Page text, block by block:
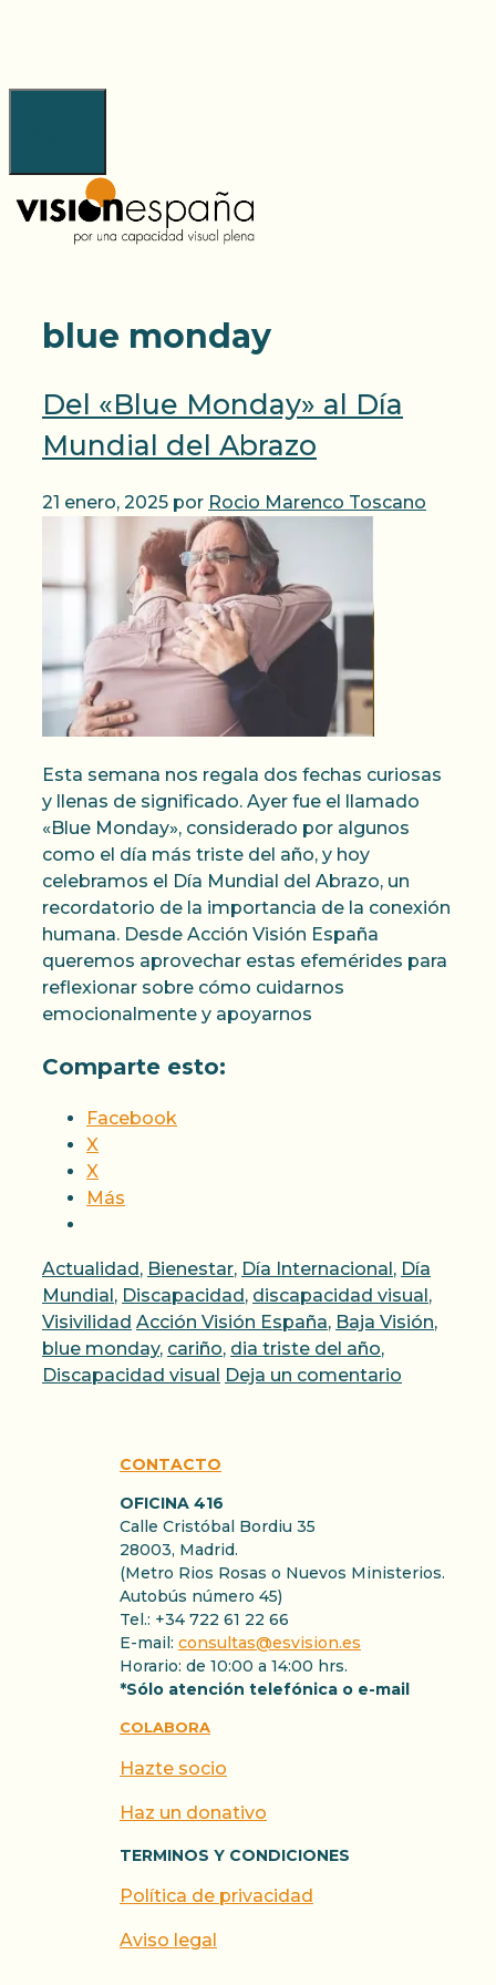
blue monday
Del «Blue Monday» al Día
Mundial del Abrazo
21 enero, 2025 por Rocio Marenco Toscano
Esta semana nos regala dos fechas curiosas
y llenas de significado. Ayer fue el llamado
«Blue Monday», considerado por algunos
como el día más triste del año, y hoy
celebramos el Día Mundial del Abrazo, un
recordatorio de la importancia de la conexión
humana. Desde Acción Visión España
queremos aprovechar estas efemérides para
reflexionar sobre cómo cuidarnos
emocionalmente y apoyarnos
Comparte esto:
Facebook
X
X
Más
Categorías
Actualidad, Bienestar, Día Internacional, Día
Mundial, Discapacidad, discapacidad visual,
Visivilidad Etiquetas
Acción Visión España, Baja Visión,
blue monday, cariño, dia triste del año,
Discapacidad visual Deja un comentario
CONTACTO
OFICINA 416
Calle Cristóbal Bordiu 35
28003, Madrid.
(Metro Rios Rosas o Nuevos Ministerios.
Autobús número 45)
Tel.: +34 722 61 22 66
E-mail: consultas@esvision.es
Horario: de 10:00 a 14:00 hrs.
*Sólo atención telefónica o e-mail
COLABORA
Hazte socio
Haz un donativo
TERMINOS Y CONDICIONES
Política de privacidad
Aviso legal